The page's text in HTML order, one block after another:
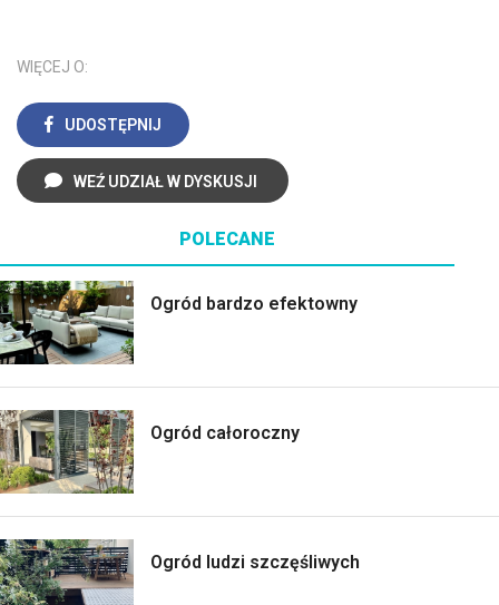
WIĘCEJ O:
UDOSTĘPNIJ
WEŹ UDZIAŁ W DYSKUSJI
POLECANE
Ogród bardzo efektowny
Ogród całoroczny
Ogród ludzi szczęśliwych